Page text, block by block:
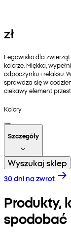
zł
Legowisko dla
kolorze. Miękka,
odpoczynku i relaksu.
sprawdza się w
ciekawy element
Kolory
Szczegóły
Wyszukaj sklep
30 dni na zwrot
Produkty,
spodobać